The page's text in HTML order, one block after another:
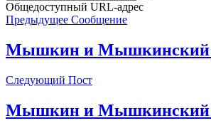
Общедоступный URL-адрес
Предыдущее Сообщение
Мышкин и Мышкинский
Следующий Пост
Мышкин и Мышкинский